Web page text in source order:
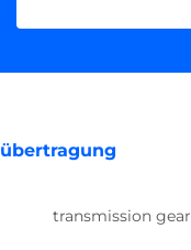
übertragung
transmission gear